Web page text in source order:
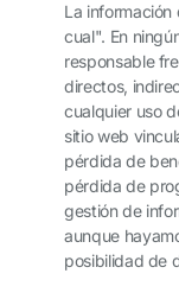
La
cual". En
responsable
directos,
cualquier uso
sitio web
pérdida de
pérdida de
gestión de
aunque
posibilidad de